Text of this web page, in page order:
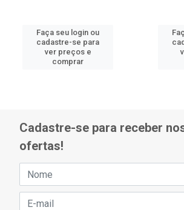
Faça seu login ou
cadastre-se para
ver preços e
comprar
Cadastre-se para receber
ofertas!